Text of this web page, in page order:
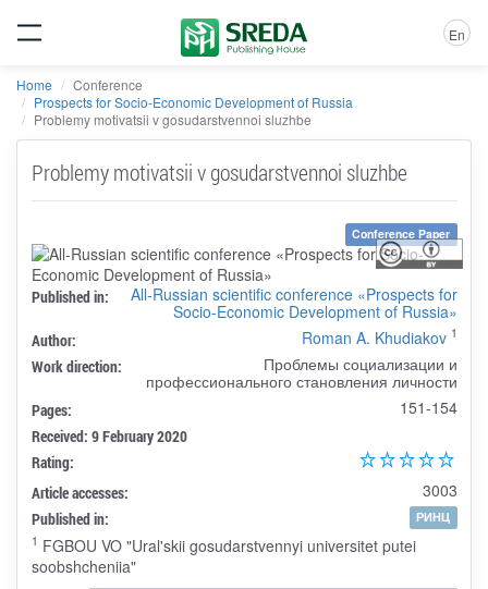
En
Home
Conference
Prospects for Socio-Economic Development of Russia
Problemy motivatsii v gosudarstvennoi sluzhbe
Problemy motivatsii v gosudarstvennoi sluzhbe
Conference Paper
Published in:
All-Russian scientific conference «Prospects for
Socio-Economic Development of Russia»
Author: Roman A. Khudiakov 1
Work direction:
Проблемы социализации и
профессионального становления личности
Pages: 151-154
Received: 9 February 2020
Rating:
Article accesses:
3003
Published in:
РИНЦ
1 FGBOU VO "Ural'skii gosudarstvennyi universitet putei
soobshcheniia"